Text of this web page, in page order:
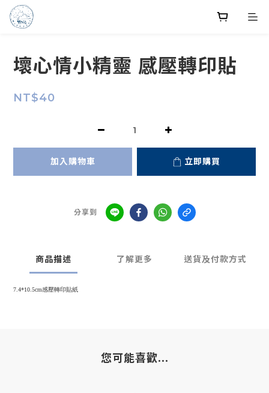
壞心情小精靈 感壓轉印貼
NT$40
加入購物車 立即購買
分享到
商品描述 了解更多 送貨及付款方式
7.4*10.5cm感壓轉印貼紙
您可能喜歡...